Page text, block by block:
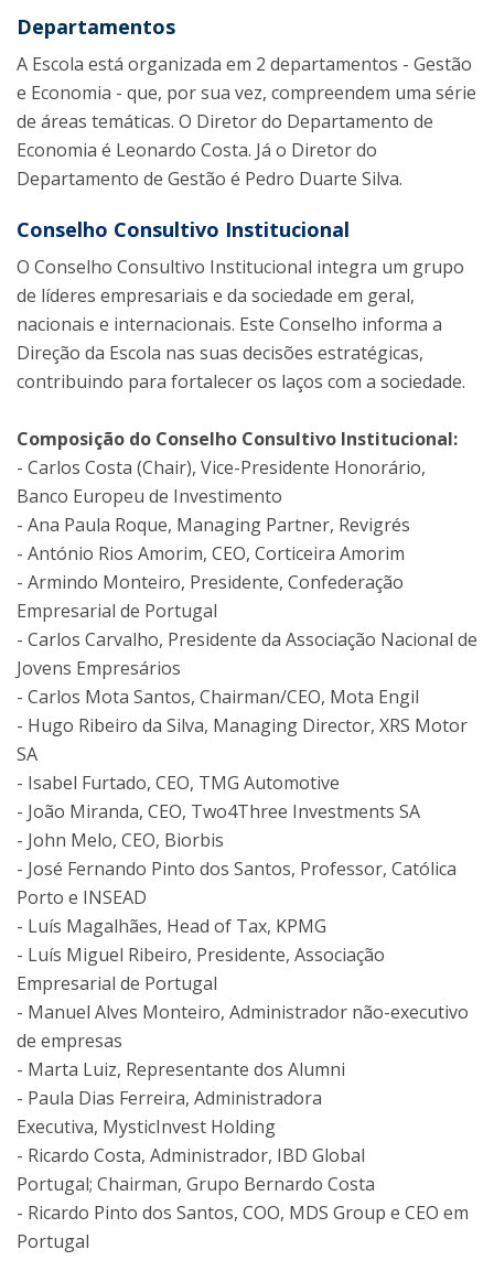
Departamentos
A Escola está organizada em 2 departamentos - Gestão
e Economia - que, por sua vez, compreendem uma série
de áreas temáticas. O Diretor do Departamento de
Economia é Leonardo Costa. Já o Diretor do
Departamento de Gestão é Pedro Duarte Silva. ​
Conselho Consultivo Institucional
O Conselho Consultivo Institucional integra um grupo
de líderes empresariais e da sociedade em geral,
nacionais e internacionais. Este Conselho informa a
Direção da Escola nas suas decisões estratégicas,
contribuindo para fortalecer os laços com a sociedade.
Composição do Conselho Consultivo Institucional:
​- Carlos Costa (Chair), Vice-Presidente Honorário,
Banco Europeu de Investimento
- Ana Paula Roque, Managing Partner, Revigrés
- António Rios Amorim, CEO, Corticeira Amorim
- Armindo Monteiro, Presidente, Confederação
Empresarial de Portugal
- Carlos Carvalho, Presidente da Associação Nacional de
Jovens Empresários
- Carlos Mota Santos, Chairman/CEO, Mota Engil
- Hugo Ribeiro da Silva, Managing Director, XRS Motor
SA
- Isabel Furtado, CEO, TMG Automotive
- João Miranda, CEO, Two4Three Investments SA
- John Melo, CEO, Biorbis
- José Fernando Pinto dos Santos, Professor, Católica
Porto e INSEAD
- Luís Magalhães, Head of Tax, KPMG
- Luís Miguel Ribeiro, Presidente, Associação
Empresarial de Portugal
- Manuel Alves Monteiro, Administrador não-executivo
de empresas
- Marta Luiz, Representante dos Alumni
- Paula Dias Ferreira, Administradora
Executiva, MysticInvest Holding
- Ricardo Costa, Administrador, IBD Global
Portugal; Chairman, Grupo Bernardo Costa
- Ricardo Pinto dos Santos, COO, MDS Group e CEO em
Portugal